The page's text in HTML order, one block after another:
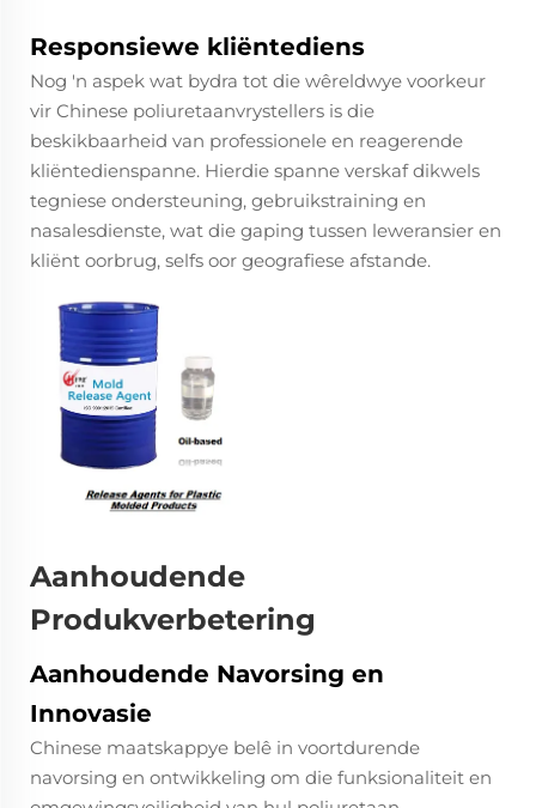
Responsiewe kliëntediens
Nog 'n aspek wat bydra tot die wêreldwye voorkeur
vir Chinese poliuretaanvrystellers is die
beskikbaarheid van professionele en reagerende
kliëntedienspanne. Hierdie spanne verskaf dikwels
tegniese ondersteuning, gebruikstraining en
nasalesdienste, wat die gaping tussen leweransier en
kliënt oorbrug, selfs oor geografiese afstande.
Aanhoudende
Produkverbetering
Aanhoudende Navorsing en
Innovasie
Chinese maatskappye belê in voortdurende
navorsing en ontwikkeling om die funksionaliteit en